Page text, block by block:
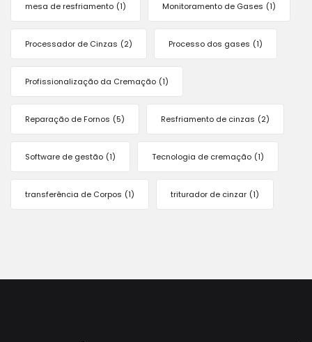
mesa de resfriamento (1) Monitoramento de Gases (1)
Processador de Cinzas (2) Processo dos gases (1)
Profissionalização da Cremação (1)
Reparação de Fornos (5) Resfriamento de cinzas (2)
Software de gestão (1) Tecnologia de cremação (1)
transferência de Corpos (1) triturador de cinzar (1)